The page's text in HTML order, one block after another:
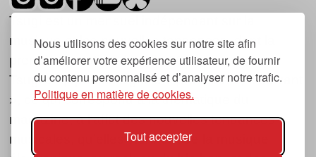
Nous utilisons des cookies sur notre site afin
d’améliorer votre expérience utilisateur, de fournir
du contenu personnalisé et d’analyser notre trafic.
Politique en matière de cookies.
Tout accepter
Tsugi est un mensuel indépendant sur la
musique et les nouvelles tendances, dont la
première parution date de 2007.
Tsugi en japonais signifie « prochain », « suivant
», ce qui correspond à la thématique du
magazine, à l’affût des nouvelles tendances
musicales, qu’elles viennent de la musique